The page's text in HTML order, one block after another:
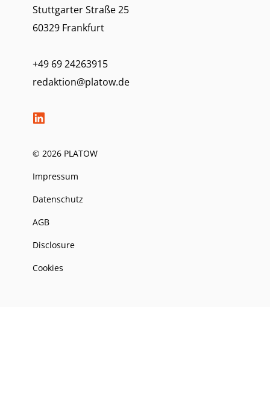
Stuttgarter Straße 25
60329 Frankfurt
+49 69 24263915
redaktion@platow.de
© 2026 PLATOW
Impressum
Datenschutz
AGB
Disclosure
Cookies